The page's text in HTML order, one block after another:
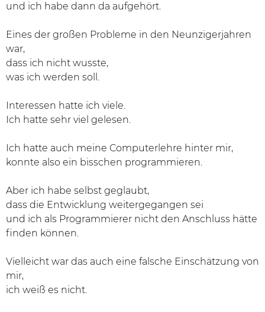
und ich habe dann da aufgehört.
Eines der großen Probleme in den Neunzigerjahren
war,
dass ich nicht wusste,
was ich werden soll.
Interessen hatte ich viele.
Ich hatte sehr viel gelesen.
Ich hatte auch meine Computerlehre hinter mir,
konnte also ein bisschen programmieren.
Aber ich habe selbst geglaubt,
dass die Entwicklung weitergegangen sei
und ich als Programmierer nicht den Anschluss hätte
finden können.
Vielleicht war das auch eine falsche Einschätzung von
mir,
ich weiß es nicht.